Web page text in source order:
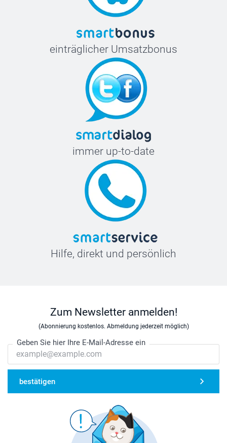
einträglicher Umsatzbonus
immer up-to-date
Hilfe, direkt und persönlich
Zum Newsletter anmelden!
(Abonnierung kostenlos. Abmeldung jederzeit möglich)
Geben Sie hier Ihre E-Mail-Adresse ein
bestätigen